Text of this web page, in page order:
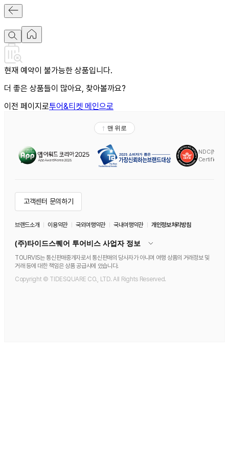
현재 예약이 불가능한 상품입니다.
더 좋은 상품들이 많아요, 찾아볼까요?
이전 페이지로투어&티켓 메인으로